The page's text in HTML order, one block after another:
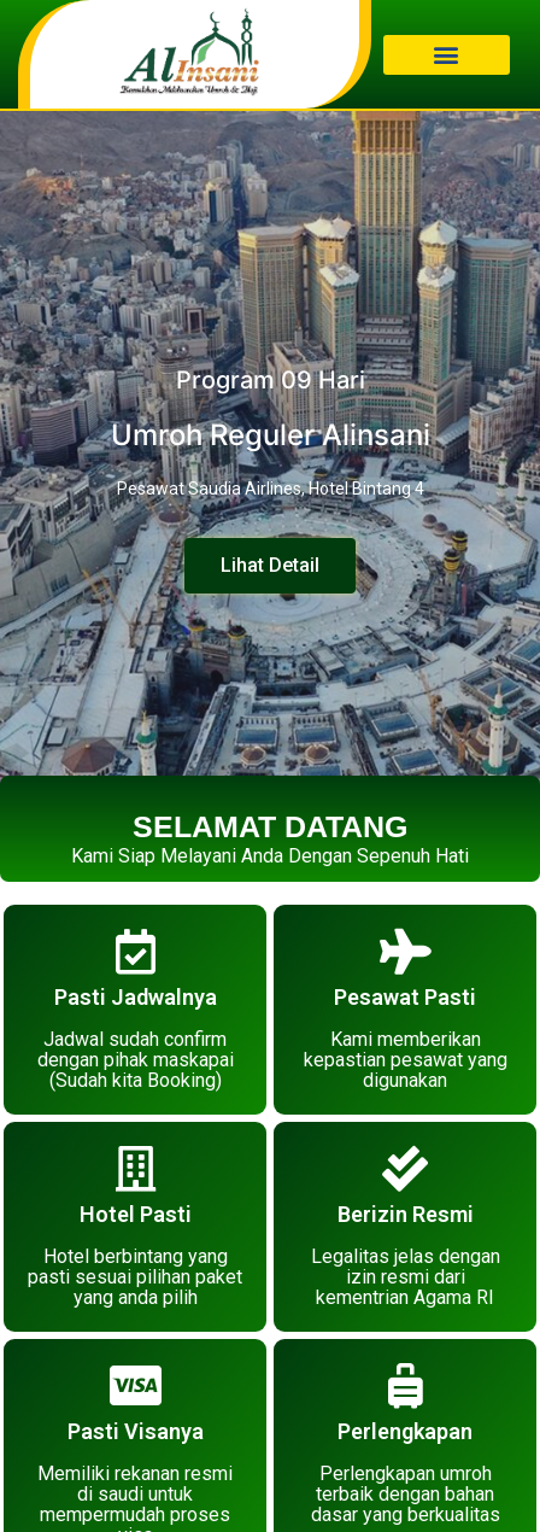
Program 09 Hari
Umroh Reguler Alinsani
Pesawat Saudia Airlines, Hotel Bintang 4
Lihat Detail
SELAMAT DATANG
Kami Siap Melayani Anda Dengan Sepenuh Hati
Pasti Jadwalnya
Jadwal sudah confirm
dengan pihak maskapai
(Sudah kita Booking)
Pesawat Pasti
Kami memberikan
kepastian pesawat yang
digunakan
Hotel Pasti
Hotel berbintang yang
pasti sesuai pilihan paket
yang anda pilih
Berizin Resmi
Legalitas jelas dengan
izin resmi dari
kementrian Agama RI
Pasti Visanya
Memiliki rekanan resmi
di saudi untuk
mempermudah proses
Perlengkapan
Perlengkapan umroh
terbaik dengan bahan
dasar yang berkualitas